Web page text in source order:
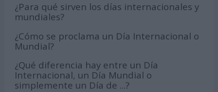
¿Para qué sirven los días internacionales y
mundiales?
¿Cómo se proclama un Día Internacional o
Mundial?
¿Qué diferencia hay entre un Día
Internacional, un Día Mundial o
simplemente un Día de ...?